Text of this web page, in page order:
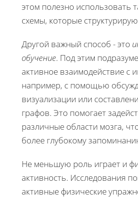
этом полезно использовать
схемы, которые
Другой важный способ - это
обучение. Под этим
активное взаимодействие с
например, с помощью
визуализации или
графов. Это помогает
различные области мозга,
более глубокому
Не меньшую роль играет и
активность. Исследования
активные физические